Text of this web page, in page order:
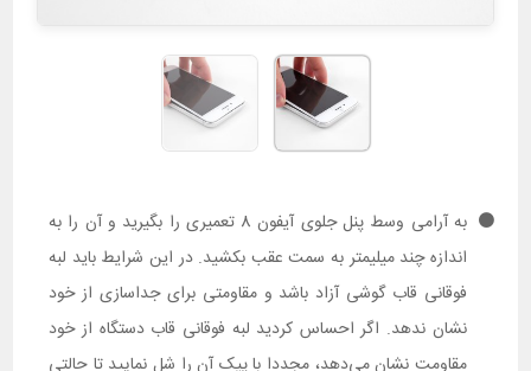
به آرامی وسط پنل جلوی آیفون 8 تعمیری را بگیرید و آن را به
اندازه چند میلیمتر به سمت عقب بکشید. در این شرایط باید لبه
فوقانی قاب گوشی آزاد باشد و مقاومتی برای جداسازی از خود
نشان ندهد. اگر احساس کردید لبه فوقانی قاب دستگاه از خود
مقاومت نشان می‌دهد، مجددا با پیک آن را شل نمایید تا حالتی